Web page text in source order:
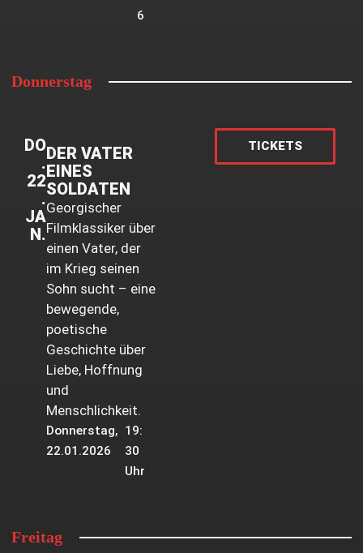
6
Donnerstag
DO
.
22
.
JA
N.
DER VATER
EINES
SOLDATEN
Georgischer
Filmklassiker über
einen Vater, der
im Krieg seinen
Sohn sucht – eine
bewegende,
poetische
Geschichte über
Liebe, Hoffnung
und
Menschlichkeit.
Donnerstag,
22.01.2026
19:
30
Uhr
TICKETS
Freitag